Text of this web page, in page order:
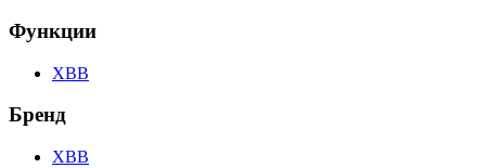
Функции
XBB
Бренд
XBB